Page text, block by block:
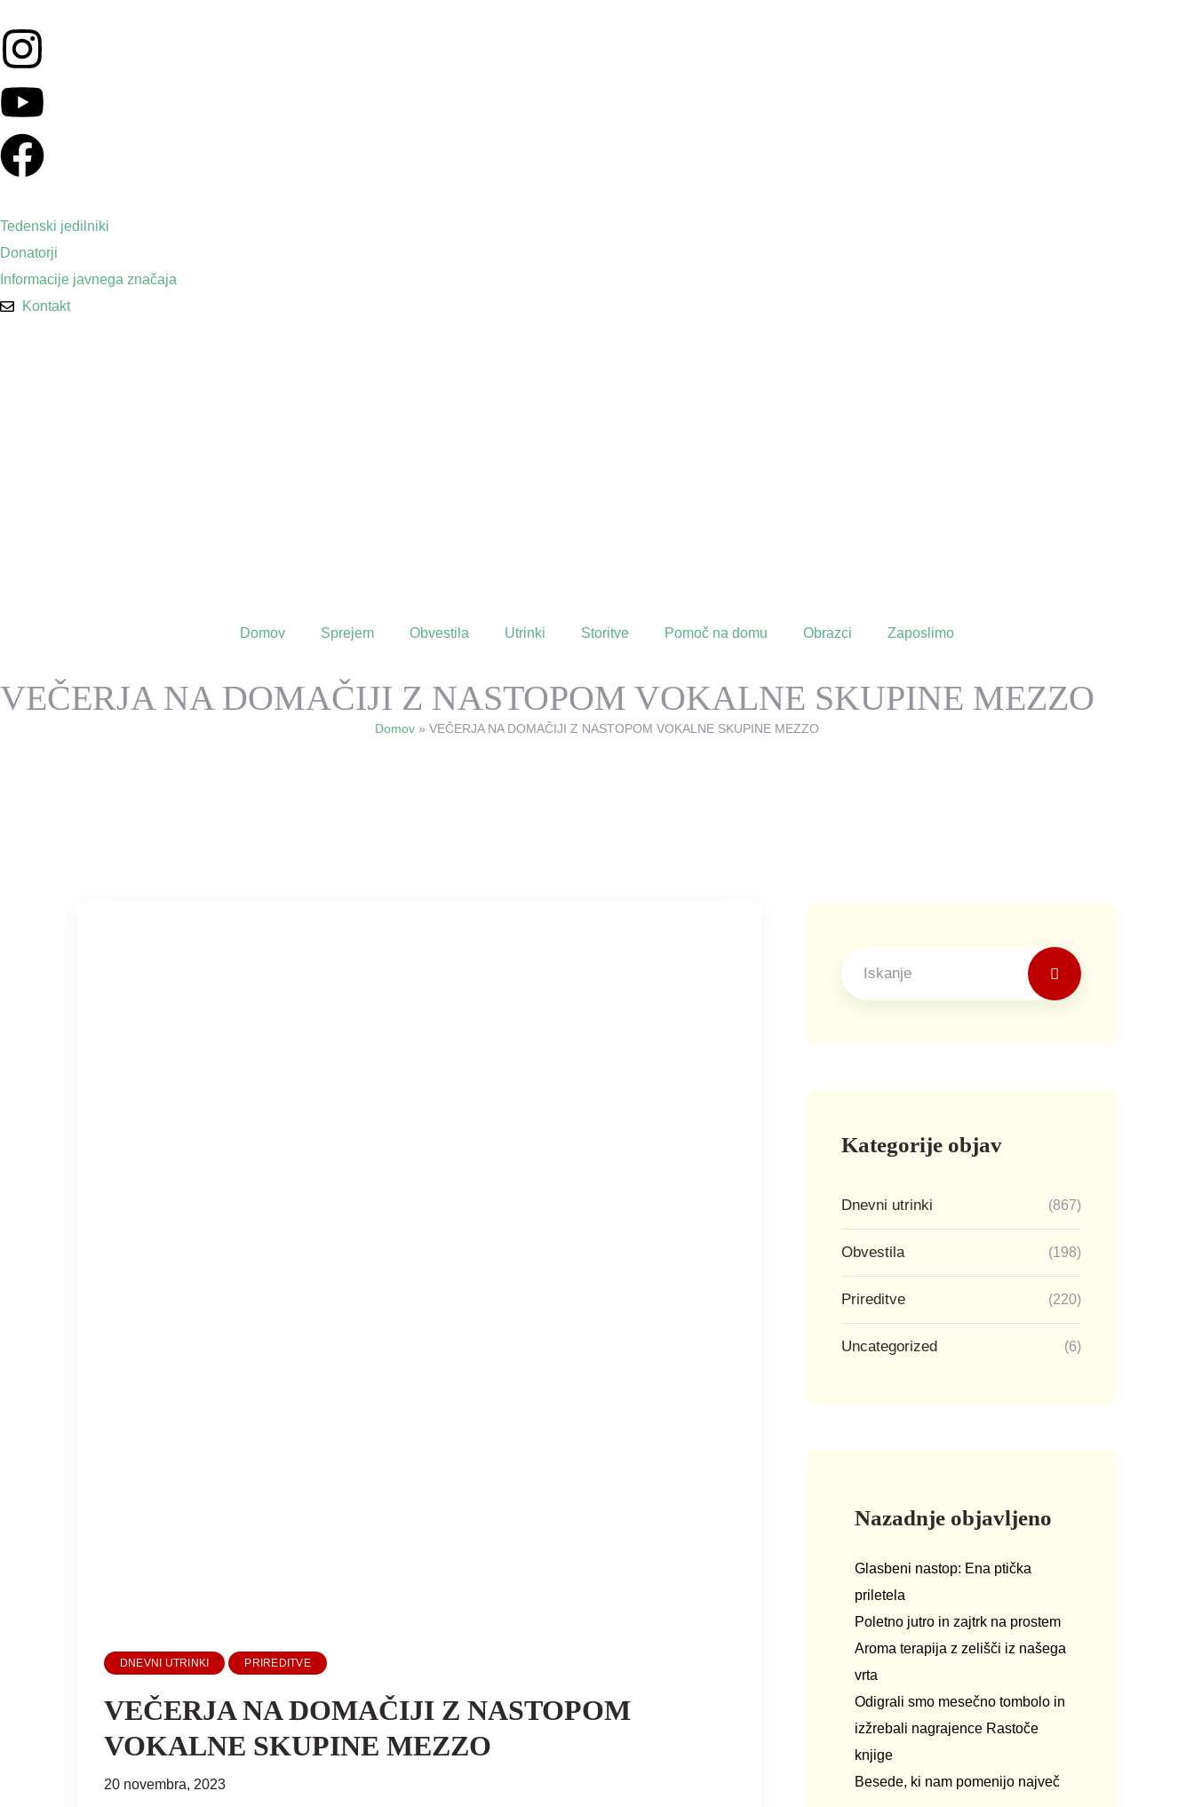
Tedenski jedilniki
Donatorji
Informacije javnega značaja
Kontakt
Domov Sprejem Obvestila Utrinki Storitve Pomoč na domu Obrazci Zaposlimo
VEČERJA NA DOMAČIJI Z NASTOPOM VOKALNE SKUPINE MEZZO
Domov » VEČERJA NA DOMAČIJI Z NASTOPOM VOKALNE SKUPINE MEZZO
DNEVNI UTRINKI PRIREDITVE
VEČERJA NA DOMAČIJI Z NASTOPOM
VOKALNE SKUPINE MEZZO
20 novembra, 2023
Kategorije objav
Dnevni utrinki (867)
Obvestila (198)
Prireditve (220)
Uncategorized (6)
Nazadnje objavljeno
Glasbeni nastop: Ena ptička
priletela
Poletno jutro in zajtrk na prostem
Aroma terapija z zelišči iz našega
vrta
Odigrali smo mesečno tombolo in
izžrebali nagrajence Rastoče
knjige
Besede, ki nam pomenijo največ